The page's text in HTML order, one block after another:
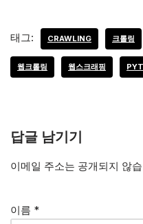
태그: CRAWLING 크롤링
웹크롤링 웹스크래핑
답글 남기기
이메일 주소는 공개되지 않
이름 *